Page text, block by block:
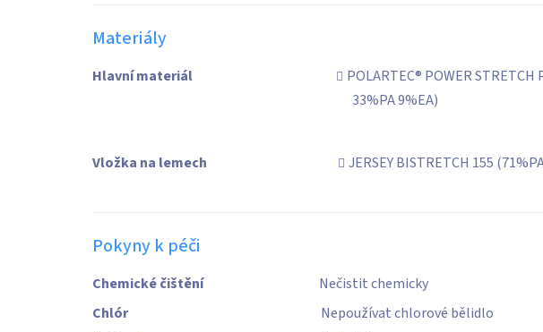
Materiály
Hlavní materiál
POLARTEC® POWER STRETCH
33%PA 9%EA)
Vložka na lemech JERSEY BISTRETCH 155
Pokyny k péči
Chemické čištění
Nečistit chemicky
Chlór
Nepoužívat chlorové bělidlo